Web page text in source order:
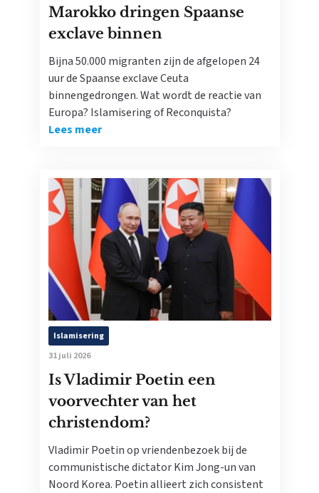
Marokko dringen Spaanse
exclave binnen
Bijna 50.000 migranten zijn de afgelopen 24
uur de Spaanse exclave Ceuta
binnengedrongen. Wat wordt de reactie van
Europa? Islamisering of Reconquista?
Lees meer
Islamisering
31 juli 2026
Is Vladimir Poetin een
voorvechter van het
christendom?
Vladimir Poetin op vriendenbezoek bij de
communistische dictator Kim Jong-un van
Noord Korea. Poetin allieert zich consistent